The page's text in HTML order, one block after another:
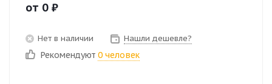
от 0 ₽
Нет в наличии Нашли дешевле?
Рекомендуют 0 человек